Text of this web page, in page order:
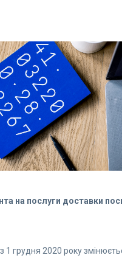
на послуги доставки
1 грудня 2020 року